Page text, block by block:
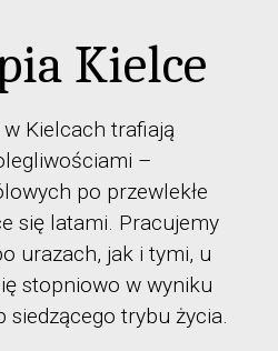
Kielce
Kielcach trafiają
–
po przewlekłe
się latami. Pracujemy
urazach, jak i tymi, u
stopniowo w wyniku
siedzącego trybu życia.